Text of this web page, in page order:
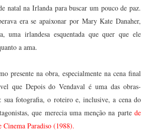
natal na Irlanda para buscar um pouco de paz.
era se apaixonar por Mary Kate Danaher,
uma irlandesa esquentada que quer que ele
a ama.
presente na obra, especialmente na cena final
que Depois do Vendaval é uma das obras-
sua fotografia, o roteiro e, inclusive, a cena do
que merecia uma menção na parte de
Cinema Paradiso (1988).